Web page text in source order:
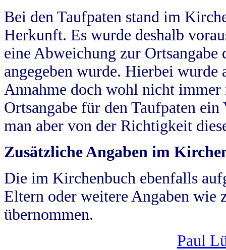
Bei den Taufpaten stand im
Herkunft. Es wurde deshalb
eine Abweichung zur
angegeben wurde. Hierbei wurde
Annahme doch wohl nicht
Ortsangabe für den Taufpaten
man aber von der Richtigkeit
Zusätzliche Angaben im
Die im Kirchenbuch ebenfalls
Eltern oder weitere Angaben wie
übernommen.
Paul